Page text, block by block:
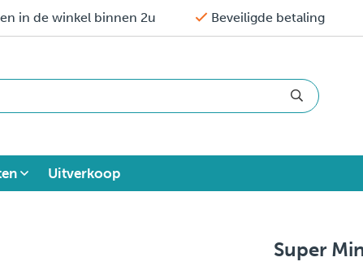
in de winkel binnen 2u Beveiligde betaling
Uitverkoop
Super